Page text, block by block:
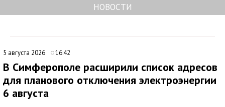
НОВОСТИ
5 августа 2026 16:42
В Симферополе расширили список адресов
для планового отключения электроэнергии
6 августа